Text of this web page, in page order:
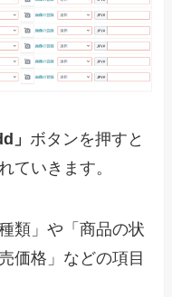
」 ボタンを押すと
ていきます。
類」や「商品の状
価格」などの項目